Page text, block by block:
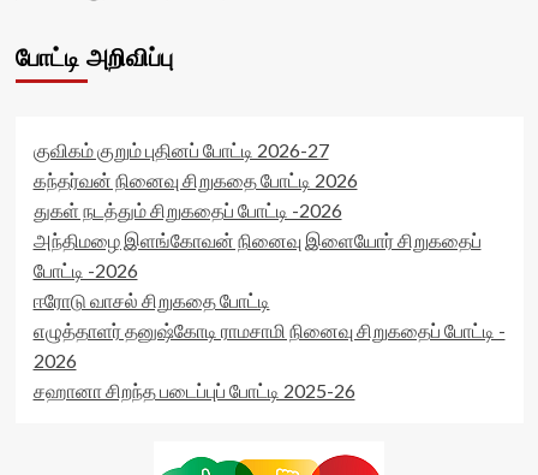
போட்டி அறிவிப்பு
குவிகம் குறும் புதினப் போட்டி 2026-27
கந்தர்வன் நினைவு சிறுகதை போட்டி 2026
துகள் நடத்தும் சிறுகதைப் போட்டி -2026
அந்திமழை இளங்கோவன் நினைவு இளையோர் சிறுகதைப்
போட்டி -2026
ஈரோடு வாசல் சிறுகதை போட்டி
எழுத்தாளர் தனுஷ்கோடி ராமசாமி நினைவு சிறுகதைப் போட்டி -
2026
சஹானா சிறந்த படைப்புப் போட்டி 2025-26